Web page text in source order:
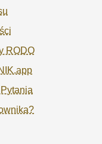
RODO